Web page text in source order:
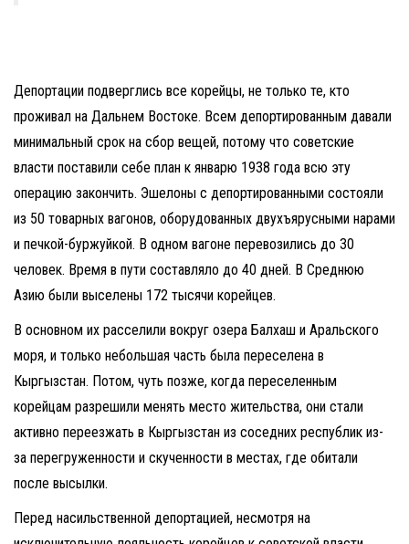
Депортации подверглись все корейцы, не только те, кто
проживал на Дальнем Востоке. Всем депортированным давали
минимальный срок на сбор вещей, потому что советские
власти поставили себе план к январю 1938 года всю эту
операцию закончить. Эшелоны с депортированными состояли
из 50 товарных вагонов, оборудованных двухъярусными нарами
и печкой-буржуйкой. В одном вагоне перевозились до 30
человек. Время в пути составляло до 40 дней. В Среднюю
Азию были выселены 172 тысячи корейцев.
В основном их расселили вокруг озера Балхаш и Аральского
моря, и только небольшая часть была переселена в
Кыргызстан. Потом, чуть позже, когда переселенным
корейцам разрешили менять место жительства, они стали
активно переезжать в Кыргызстан из соседних республик из-
за перегруженности и скученности в местах, где обитали
после высылки.
Перед насильственной депортацией, несмотря на